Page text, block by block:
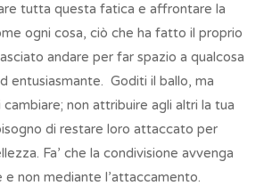
tutta questa fatica e affrontare la
ogni cosa, ciò che ha fatto il proprio
andare per far spazio a qualcosa
entusiasmante. Goditi il ballo, ma
non attribuire agli altri la tua
di restare loro attaccato per
Fa’ che la condivisione avvenga
e non mediante l’attaccamento.